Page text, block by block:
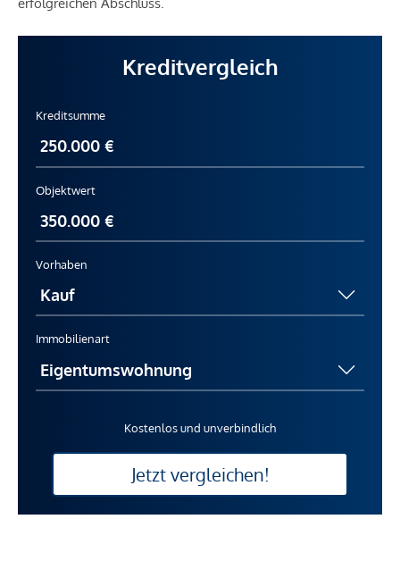
Kreditvergleich
Kreditsumme
Objektwert
Vorhaben
Immobilienart
Kostenlos und unverbindlich
Jetzt vergleichen!